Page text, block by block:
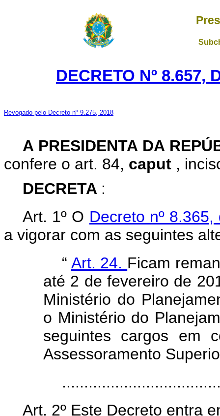
DECRETO Nº 8.657,
Revogado pelo Decreto nº 9.275, 2018
A PRESIDENTA DA
confere o art. 84, caput ,
DECRETA :
Art. 1º O Decreto nº
a vigorar com as seguintes
“ Art. 24. Ficam
até 2 de fevereiro de
Ministério do
o Ministério do
seguintes cargos em
Assessoramento
Art. 2º Este Decreto entra